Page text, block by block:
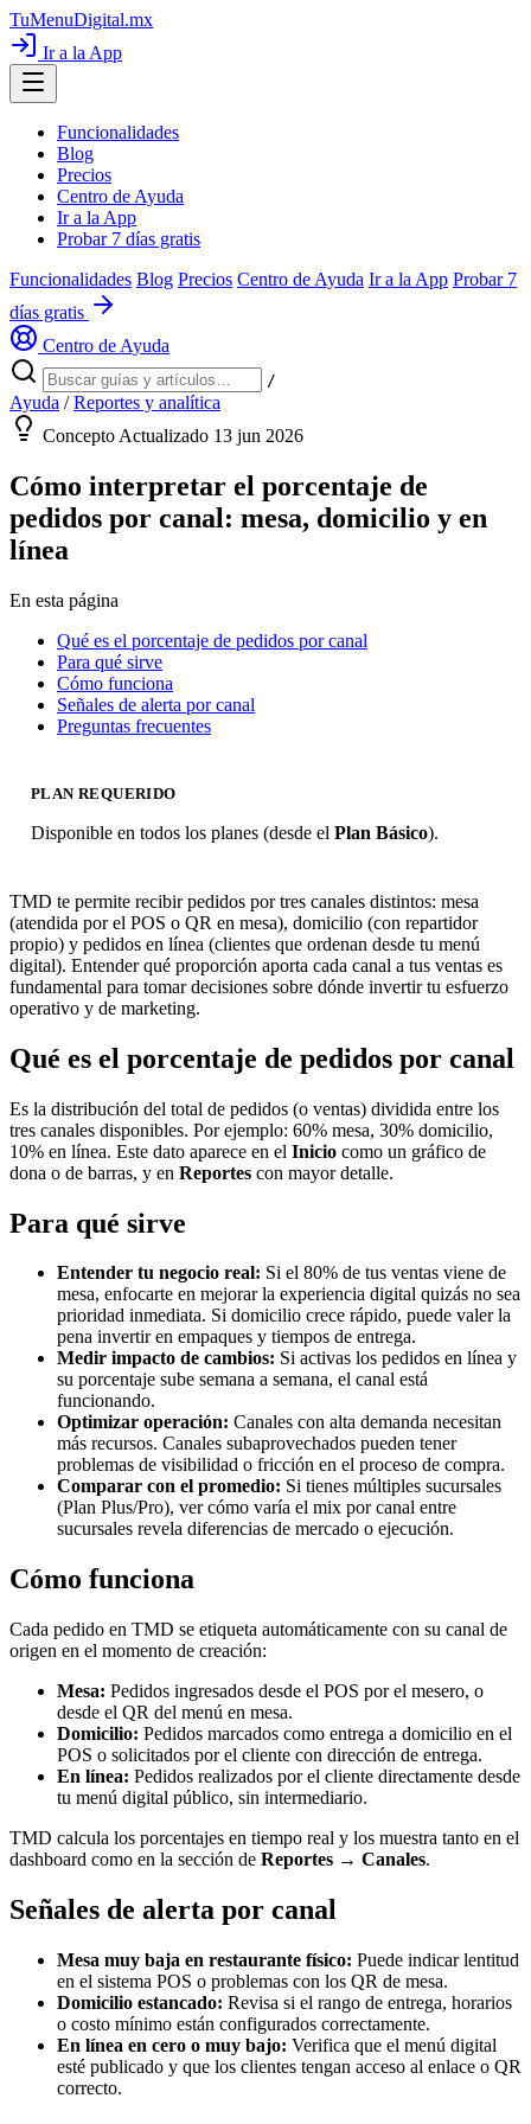
TuMenuDigital.mx
Ir a la App
Funcionalidades
Blog
Precios
Centro de Ayuda
Ir a la App
Probar 7 días gratis
Funcionalidades Blog Precios Centro de Ayuda Ir a la App Probar 7
días gratis
Centro de Ayuda
/
Ayuda / Reportes y analítica
Concepto Actualizado 13 jun 2026
Cómo interpretar el porcentaje de
pedidos por canal: mesa, domicilio y en
línea
En esta página
Qué es el porcentaje de pedidos por canal
Para qué sirve
Cómo funciona
Señales de alerta por canal
Preguntas frecuentes
PLAN REQUERIDO
Disponible en todos los planes (desde el Plan Básico).
TMD te permite recibir pedidos por tres canales distintos: mesa
(atendida por el POS o QR en mesa), domicilio (con repartidor
propio) y pedidos en línea (clientes que ordenan desde tu menú
digital). Entender qué proporción aporta cada canal a tus ventas es
fundamental para tomar decisiones sobre dónde invertir tu esfuerzo
operativo y de marketing.
Qué es el porcentaje de pedidos por canal
Es la distribución del total de pedidos (o ventas) dividida entre los
tres canales disponibles. Por ejemplo: 60% mesa, 30% domicilio,
10% en línea. Este dato aparece en el Inicio como un gráfico de
dona o de barras, y en Reportes con mayor detalle.
Para qué sirve
Entender tu negocio real: Si el 80% de tus ventas viene de
mesa, enfocarte en mejorar la experiencia digital quizás no sea
prioridad inmediata. Si domicilio crece rápido, puede valer la
pena invertir en empaques y tiempos de entrega.
Medir impacto de cambios: Si activas los pedidos en línea y
su porcentaje sube semana a semana, el canal está
funcionando.
Optimizar operación: Canales con alta demanda necesitan
más recursos. Canales subaprovechados pueden tener
problemas de visibilidad o fricción en el proceso de compra.
Comparar con el promedio: Si tienes múltiples sucursales
(Plan Plus/Pro), ver cómo varía el mix por canal entre
sucursales revela diferencias de mercado o ejecución.
Cómo funciona
Cada pedido en TMD se etiqueta automáticamente con su canal de
origen en el momento de creación:
Mesa: Pedidos ingresados desde el POS por el mesero, o
desde el QR del menú en mesa.
Domicilio: Pedidos marcados como entrega a domicilio en el
POS o solicitados por el cliente con dirección de entrega.
En línea: Pedidos realizados por el cliente directamente desde
tu menú digital público, sin intermediario.
TMD calcula los porcentajes en tiempo real y los muestra tanto en el
dashboard como en la sección de Reportes → Canales.
Señales de alerta por canal
Mesa muy baja en restaurante físico: Puede indicar lentitud
en el sistema POS o problemas con los QR de mesa.
Domicilio estancado: Revisa si el rango de entrega, horarios
o costo mínimo están configurados correctamente.
En línea en cero o muy bajo: Verifica que el menú digital
esté publicado y que los clientes tengan acceso al enlace o QR
correcto.